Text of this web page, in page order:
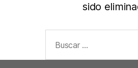
sido